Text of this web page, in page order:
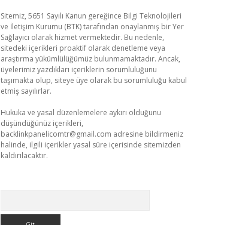
Sitemiz, 5651 Sayılı Kanun gereğince Bilgi Teknolojileri
ve İletişim Kurumu (BTK) tarafından onaylanmış bir Yer
Sağlayıcı olarak hizmet vermektedir. Bu nedenle,
sitedeki içerikleri proaktif olarak denetleme veya
araştırma yükümlülüğümüz bulunmamaktadır. Ancak,
üyelerimiz yazdıkları içeriklerin sorumluluğunu
taşımakta olup, siteye üye olarak bu sorumluluğu kabul
etmiş sayılırlar.
Hukuka ve yasal düzenlemelere aykırı olduğunu
düşündüğünüz içerikleri,
backlinkpanelicomtr@gmail.com adresine bildirmeniz
halinde, ilgili içerikler yasal süre içerisinde sitemizden
kaldırılacaktır.